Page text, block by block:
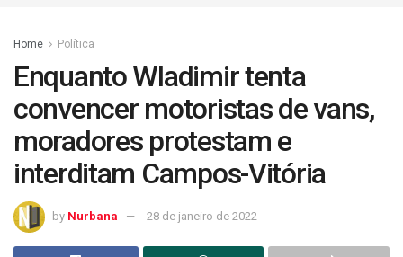
Home Política
Enquanto Wladimir tenta
convencer motoristas de vans,
moradores protestam e
interditam Campos-Vitória
by Nurbana 28 de janeiro de 2022